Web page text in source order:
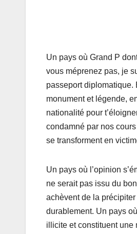
Un pays où Grand P
vous méprenez pas, je
passeport diplomatique.
monument et légende,
nationalité pour
condamné par nos
se transforment en
Un pays où l’opinion
ne serait pas issu du
achèvent de la
durablement. Un pays
illicite et constituent une